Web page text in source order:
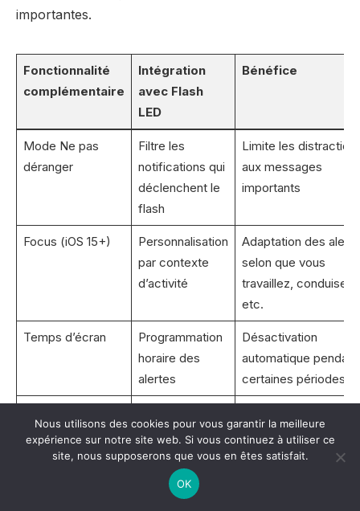
importantes.
Fonctionnalité
complémentaire
Intégration
avec Flash
LED
Bénéfice
Mode Ne pas
déranger
Filtre les
notifications qui
déclenchent le
flash
Limite les
aux messages
importants
Focus (iOS 15+)
Personnalisation
par contexte
d’activité
Adaptation des
selon que vous
travaillez, conduisez,
etc.
Temps d’écran
Programmation
horaire des
alertes
Désactivation
automatique pendant
certaines périodes
paramètres
d’alerte
contextuelle
automatique
Nous utilisons des cookies pour vous garantir la meilleure
expérience sur notre site web. Si vous continuez à utiliser ce
site, nous supposerons que vous en êtes satisfait.
OK